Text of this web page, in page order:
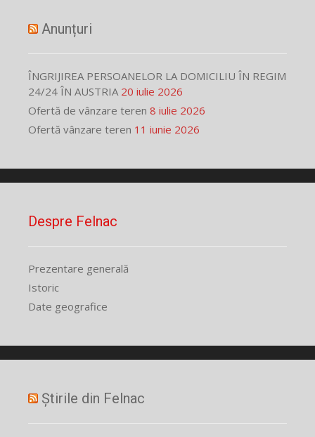
Anunțuri
ÎNGRIJIREA PERSOANELOR LA DOMICILIU ÎN REGIM
24/24 ÎN AUSTRIA 20 iulie 2026
Ofertă de vânzare teren 8 iulie 2026
Ofertă vânzare teren 11 iunie 2026
Despre Felnac
Prezentare generală
Istoric
Date geografice
Știrile din Felnac